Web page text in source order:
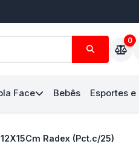
0
Face Bebês Esportes e
Radex (Pct.c/25)